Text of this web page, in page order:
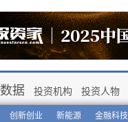
创新创业 新能源 金融科技
数据 投资机构 投资人物